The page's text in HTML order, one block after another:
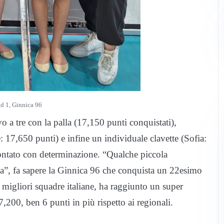
1, Ginnica 96
a tre con la palla (17,150 punti conquistati),
17,650 punti) e infine un individuale clavette (Sofia:
con determinazione. “Qualche piccola
fa sapere la Ginnica 96 che conquista un 22esimo
squadre italiane, ha raggiunto un super
ben 6 punti in più rispetto ai regionali.